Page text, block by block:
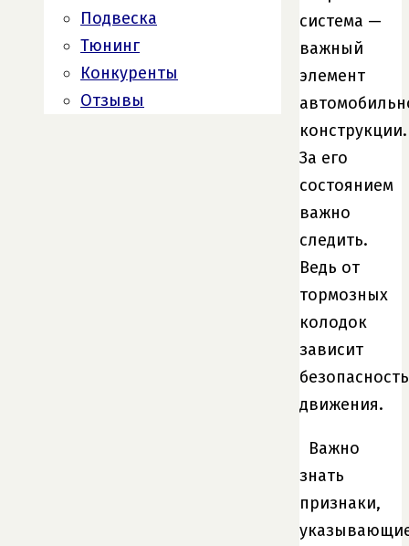
система —
важный
элемент
конструкции.
За его
состоянием
важно
следить.
Ведь от
тормозных
колодок
зависит
безопасность
движения.
Важно
знать
признаки,
Подвеска
Тюнинг
Конкуренты
Отзывы